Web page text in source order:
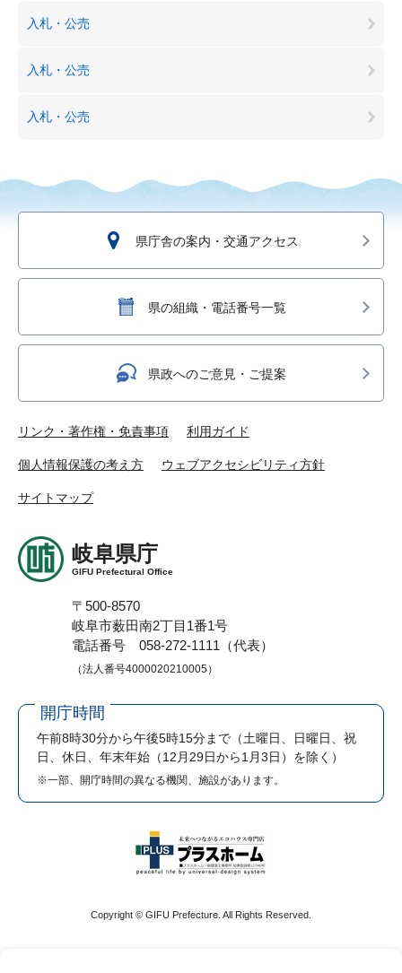
入札・公売
入札・公売
入札・公売
県庁舎の案内・交通アクセス
県の組織・電話番号一覧
県政へのご意見・ご提案
リンク・著作権・免責事項 利用ガイド
個人情報保護の考え方 ウェブアクセシビリティ方針
サイトマップ
岐阜県庁
GIFU Prefectural Office
〒500-8570
岐阜市薮田南2丁目1番1号
電話番号 058-272-1111（代表）
（法人番号4000020210005）
開庁時間
午前8時30分から午後5時15分まで （土曜日、日曜日、祝
日、休日、年末年始（12月29日から1月3日）を除く）
※一部、開庁時間の異なる機関、施設があります。
Copyright © GIFU Prefecture. All Rights Reserved.